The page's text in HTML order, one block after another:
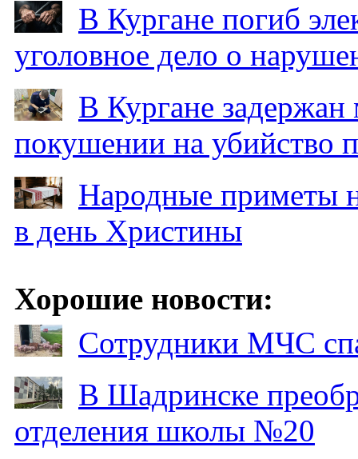
В Кургане погиб
уголовное дело о
В Кургане
покушении на убийство
Народные приметы
в день Христины
Хорошие новости:
Сотрудники МЧС
В Шадринске
отделения школы №20